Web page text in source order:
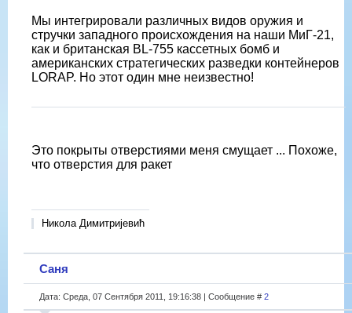
Мы интегрировали различных видов оружия и
стручки западного происхождения на наши МиГ-21,
как и британская BL-755 кассетных бомб и
американских стратегических разведки контейнеров
LORAP. Но этот один мне неизвестно!
Это покрыты отверстиями меня смущает ... Похоже,
что отверстия для ракет
Никола Димитријевић
Саня
Дата: Среда, 07 Сентября 2011, 19:16:38 | Сообщение # 2